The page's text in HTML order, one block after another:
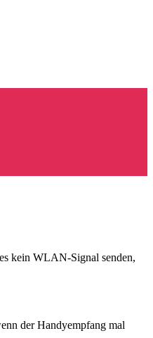
kein WLAN-Signal senden,
der Handyempfang mal